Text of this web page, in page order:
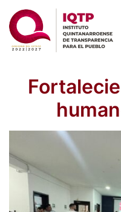
Saltar
contenido